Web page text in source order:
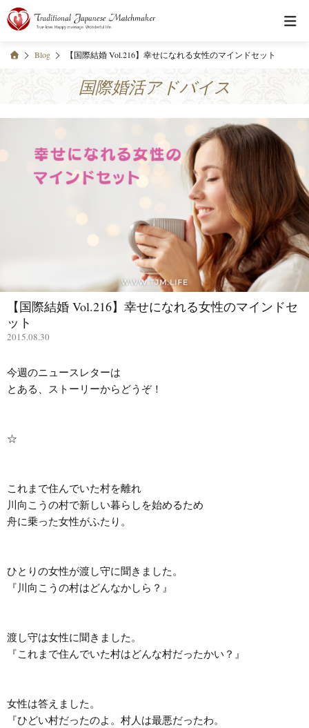
Blog 【国際結婚 Vol.216】幸せになれる女性のマインドセット
国際婚活アドバイス
【国際結婚 Vol.216】幸せになれる女性のマインドセ
ット
2015.08.30
今週のニュースレターは
とある、ストーリーからどうぞ！
☆
これまで住んでいた村を離れ
川向こうの村で新しい暮らしを始めるため
舟に乗った女性がふたり。
ひとりの女性が渡し守に聞きました。
『川向こうの村はどんなかしら？』
渡し守は女性に聞きました。
『これまで住んでいた村はどんな村だったかい？』
女性は答えました。
『ひどい村だったのよ。村人は最悪だったわ。